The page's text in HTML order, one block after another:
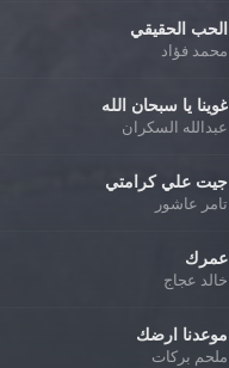
الحب الحقيقي
محمد فؤاد
غوينا يا سبحان الله
عبدالله السكران
جيت علي كرامتي
تامر عاشور
عمرك
خالد عجاج
موعدنا ارضك
ملحم بركات